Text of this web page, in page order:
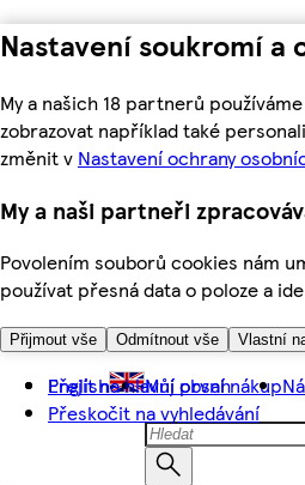
Nastavení soukromí a
My a našich 18 partnerů
zobrazovat například také
změnit v Nastavení ochrany
My a naši partneři
Povolením souborů cookies nám
používat přesná data o poloze a
Přijmout vše Odmítnout vše Vlastní
Přejít na hlavní obsah
Přeskočit na vyhledávání
English Můj první nákup